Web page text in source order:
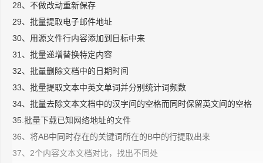
28、不做改动重新保存
29、批量提取电子邮件地址
30、用源文件行内容添加到目标中来
31、批量递增替换特定内容
32、批量删除文档中的日期时间
33、批量提取文本中英文单词并分别统计词频数
34、批量去除文本文档中的汉字间的空格而同时保留英文间的空格
35.批量下载已知网络地址的文件
36、将AB中同时存在的关键词所在的B中的行提取出来
37、2个内容文本文档对比，找出不同处